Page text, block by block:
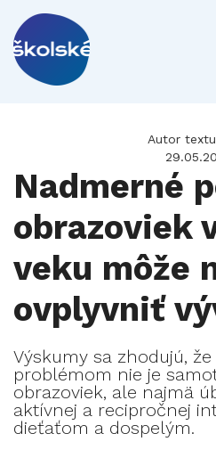
Autor
Nadmerné
obrazoviek
veku môže
ovplyvniť
Výskumy sa zhodujú,
problémom nie je
obrazoviek, ale najmä
aktívnej a recipročnej
dieťaťom a dospelým.